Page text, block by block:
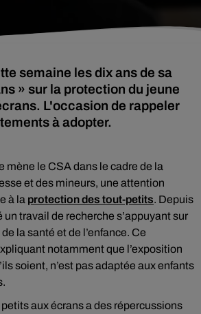
semaine les dix ans de sa
» sur la protection du jeune
L'occasion de rappeler
à adopter.
mène le CSA dans le cadre de la
et des mineurs, une attention
à la protection des tout-petits. Depuis
un travail de recherche s’appuyant sur
la santé et de l’enfance. Ce
notamment que l’exposition
soient, n’est pas adaptée aux enfants
petits aux écrans a des répercussions